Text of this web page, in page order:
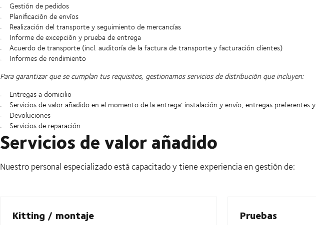
Gestión de pedidos
Planificación de envíos
Realización del transporte y seguimiento de mercancías
Informe de excepción y prueba de entrega
Acuerdo de transporte (incl. auditoría de la factura de transporte y facturación clientes)
Informes de rendimiento
Para garantizar que se cumplan tus requisitos, gestionamos servicios de distribución que incluyen:
Entregas a domicilio
Servicios de valor añadido en el momento de la entrega: instalación y envío, entregas preferentes y
Devoluciones
Servicios de reparación
Servicios de valor añadido
Nuestro personal especializado está capacitado y tiene experiencia en gestión de:
Kitting / montaje Pruebas